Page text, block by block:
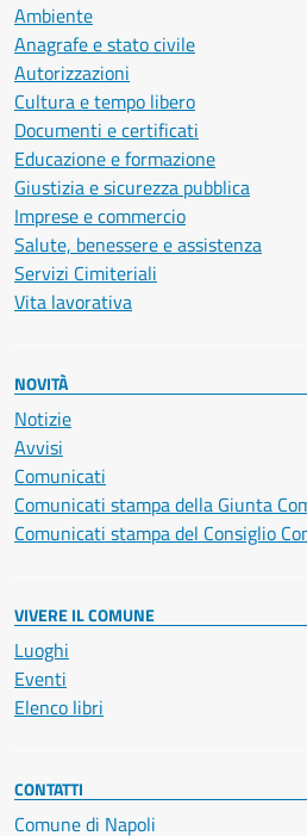
Ambiente
Anagrafe e stato civile
Autorizzazioni
Cultura e tempo libero
Documenti e certificati
Educazione e formazione
Giustizia e sicurezza pubblica
Imprese e commercio
Salute, benessere e assistenza
Servizi Cimiteriali
Vita lavorativa
NOVITÀ
Notizie
Avvisi
Comunicati
Comunicati stampa della Giunta
Comunicati stampa del Consiglio
VIVERE IL COMUNE
Luoghi
Eventi
Elenco libri
CONTATTI
Comune di Napoli